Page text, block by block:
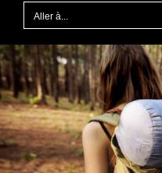
Aller à...